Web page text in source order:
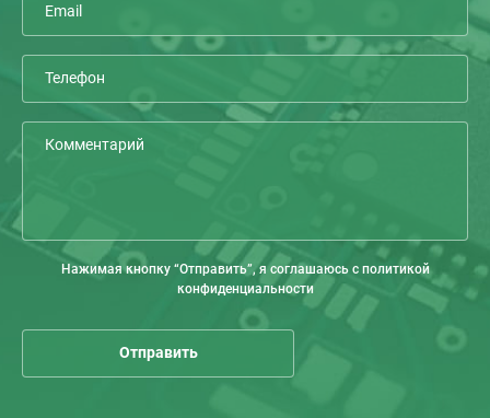
Нажимая кнопку “Отправить”, я соглашаюсь с политикой
конфиденциальности